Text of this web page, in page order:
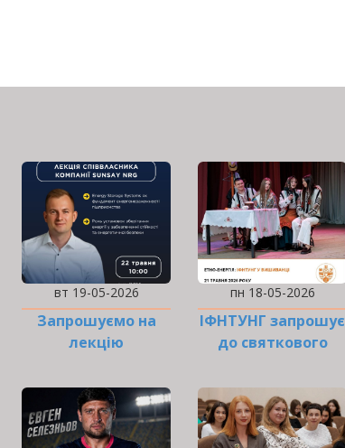
вт 19-05-2026
Запрошуємо на
лекцію
пн 18-05-2026
ІФНТУНГ запрошує
до святкового